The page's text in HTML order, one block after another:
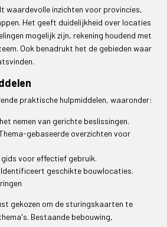
waardevolle inzichten voor provincies,
Het geeft duidelijkheid over locaties
mogelijk zijn, rekening houdend met
Ook benadrukt het de gebieden waar
praktische hulpmiddelen, waaronder:
nemen van gerichte beslissingen.
gebaseerde overzichten voor
voor effectief gebruik.
geschikte bouwlocaties.
gekozen om de sturingskaarten te
Bestaande bebouwing,